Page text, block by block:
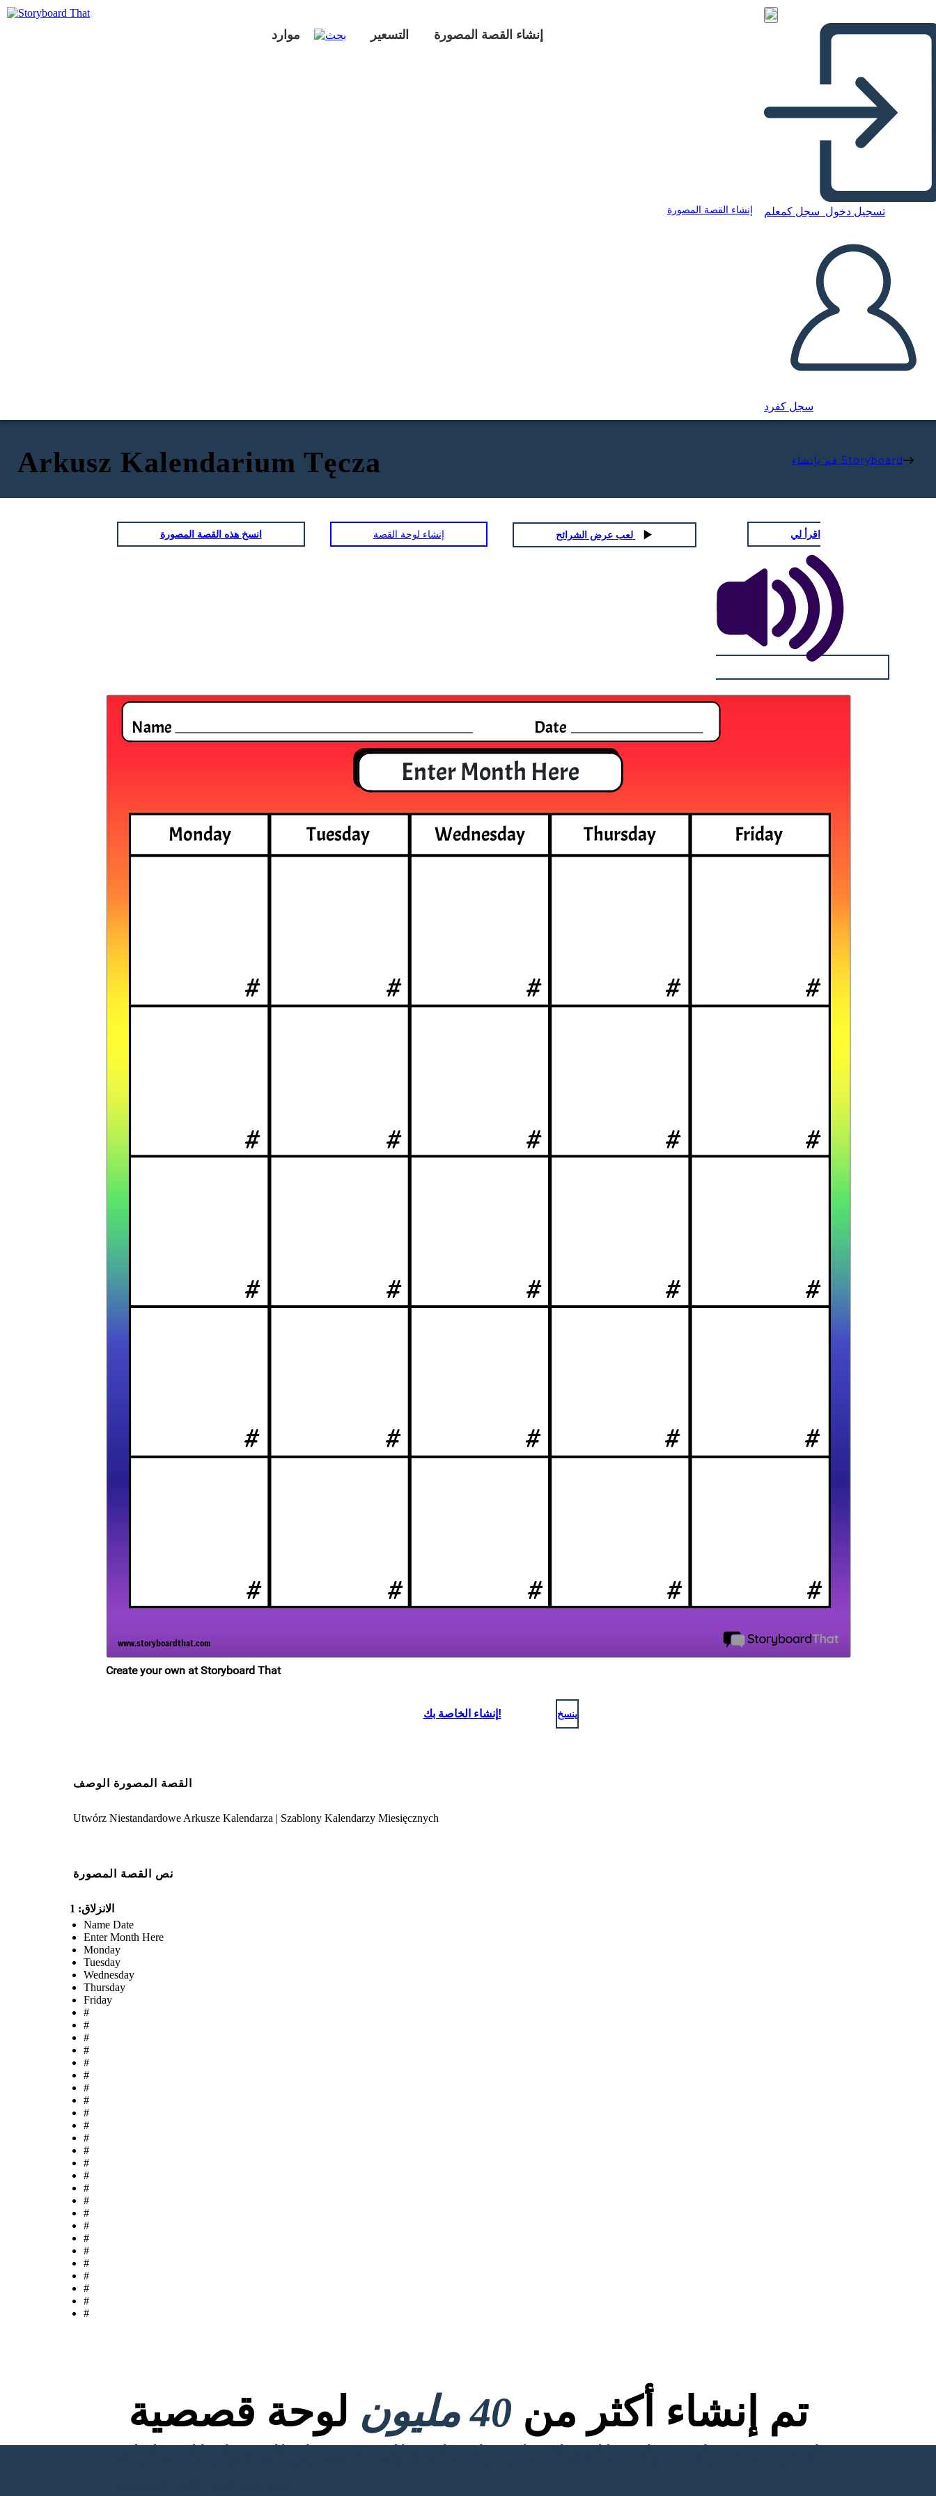
موارد التسعير إنشاء القصة المصورة
إنشاء القصة المصورة تسجيل دخول سجل كمعلم
سجل كفرد
Arkusz Kalendarium Tęcza قم بإنشاء Storyboard
انسخ هذه القصة المصورة إنشاء لوحة القصة لعب عرض الشرائح اقرأ لي
إنشاء الخاصة بك! ينسخ
القصة المصورة الوصف
Utwórz Niestandardowe Arkusze Kalendarza | Szablony Kalendarzy Miesięcznych
نص القصة المصورة
الانزلاق: 1
Name Date
Enter Month Here
Monday
Tuesday
Wednesday
Thursday
Friday
#
#
#
#
#
#
#
#
#
#
#
#
#
#
#
#
#
#
#
#
#
#
#
#
#
تم إنشاء أكثر من 40 مليون لوحة قصصية
لا توجد تنزيلات ولا بطاقة ائتمان ولا حاجة إلى تسجيل الدخول للمحاولة!